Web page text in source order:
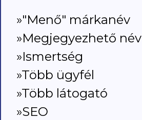
»"Menő" márkanév
»Megjegyezhető név
»Ismertség
»Több ügyfél
»Több látogató
»SEO